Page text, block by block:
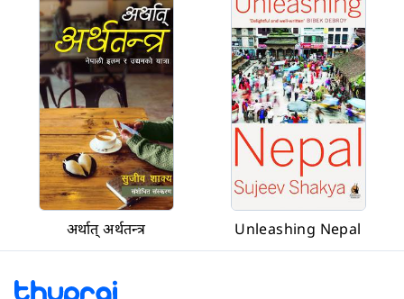
अर्थात् अर्थतन्त्र Unleashing Nepal